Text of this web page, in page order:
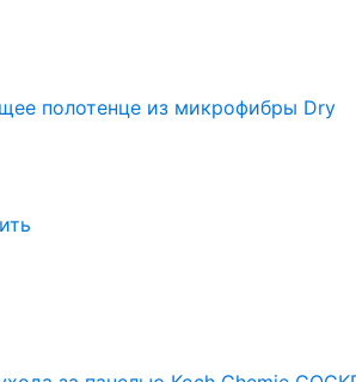
полотенце из микрофибры Dry